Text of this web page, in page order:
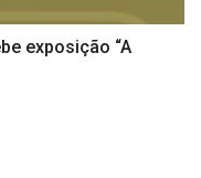
exposição “A